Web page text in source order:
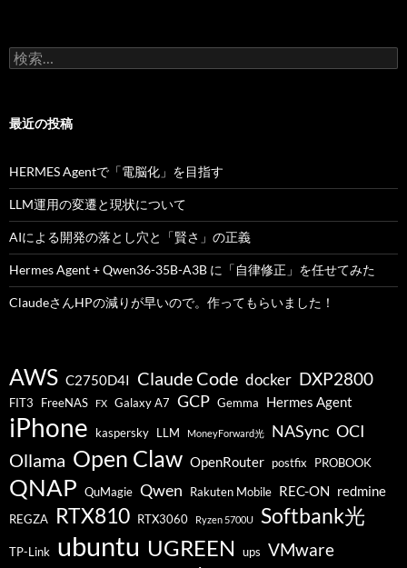
検
索:
最近の投稿
HERMES Agentで「電脳化」を目指す
LLM運用の変遷と現状について
AIによる開発の落とし穴と「賢さ」の正義
Hermes Agent + Qwen36-35B-A3B に「自律修正」を任せてみた
ClaudeさんHPの減りが早いので。作ってもらいました！
AWS C2750D4I Claude Code docker DXP2800
FIT3 FreeNAS FX Galaxy A7 GCP Gemma Hermes Agent
iPhone kaspersky LLM MoneyForward光 NASync OCI
Ollama Open Claw OpenRouter postfix PROBOOK
QNAP QuMagie Qwen Rakuten Mobile REC-ON redmine
REGZA RTX810 RTX3060 Ryzen 5700U Softbank光
TP-Link ubuntu UGREEN ups VMware